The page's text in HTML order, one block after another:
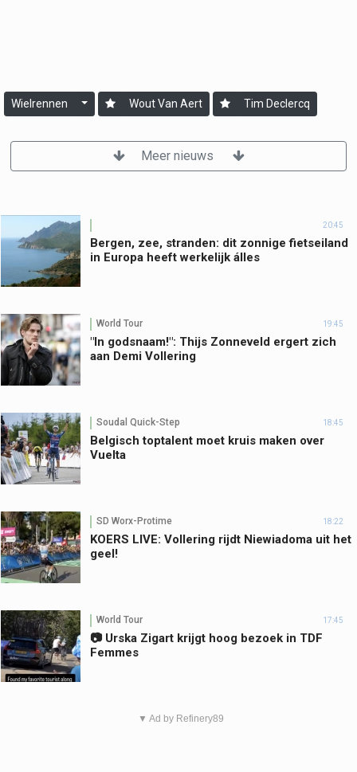
Wielrennen Wout Van Aert Tim Declercq
Meer nieuws
20:45
Bergen, zee, stranden: dit zonnige fietseiland
in Europa heeft werkelijk álles
World Tour 19:45
"In godsnaam!": Thijs Zonneveld ergert zich
aan Demi Vollering
Soudal Quick-Step 18:45
Belgisch toptalent moet kruis maken over
Vuelta
SD Worx-Protime 18:22
KOERS LIVE: Vollering rijdt Niewiadoma uit het
geel!
World Tour 17:45
📷 Urska Zigart krijgt hoog bezoek in TDF
Femmes
▼ Ad by Refinery89